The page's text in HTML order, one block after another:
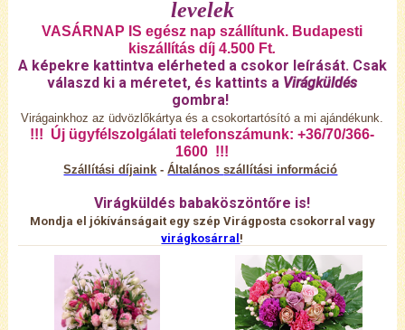
levelek
VASÁRNAP IS egész nap szállítunk. Budapesti
kiszállítás díj 4.500 Ft.
A képekre kattintva elérheted a csokor leírását. Csak
válaszd ki a méretet, és kattints a Virágküldés
gombra!
Virágainkhoz az üdvözlőkártya és a csokortartósító a mi ajándékunk.
!!! Új ügyfélszolgálati telefonszámunk: +36/70/366-
1600 !!!
Szállítási díjaink -Általánosszállítási információ
Virágküldés babaköszöntőre is!
Mondja el jókívánságait egy szép Virágposta csokorral vagy
virágkosárral !